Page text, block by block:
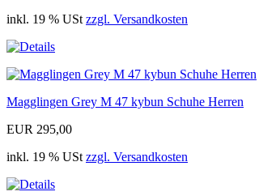
inkl. 19 % UStzzgl. Versandkosten
Magglingen Grey M 47 kybun Schuhe Herren
EUR 295,00
inkl. 19 % UStzzgl. Versandkosten